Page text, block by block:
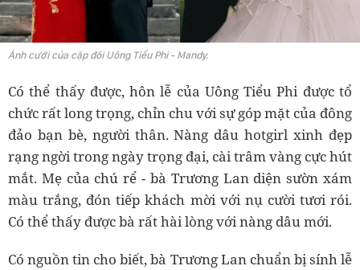
Ảnh cưới của cặp đôi Uông Tiểu Phi - Mandy.
Có thể thấy được, hôn lễ của Uông Tiểu Phi được tổ
chức rất long trọng, chỉn chu với sự góp mặt của đông
đảo bạn bè, người thân. Nàng dâu hotgirl xinh đẹp
rạng ngời trong ngày trọng đại, cài trâm vàng cực hút
mắt. Mẹ của chú rể - bà Trương Lan diện sườn xám
màu trắng, đón tiếp khách mời với nụ cười tươi rói.
Có thể thấy được bà rất hài lòng với nàng dâu mới.
Có nguồn tin cho biết, bà Trương Lan chuẩn bị sính lễ